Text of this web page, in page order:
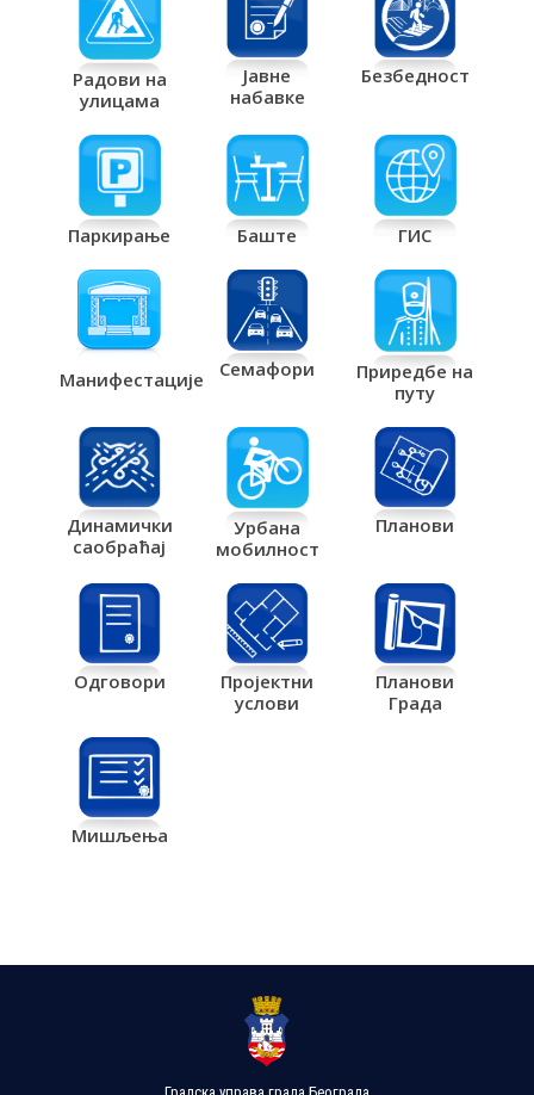
Радови на
улицама
Јавне
набавке
Безбедност
Паркирање Баште ГИС
Манифестације Семафори
Приредбе на
путу
Динамички
саобраћај
Урбана
мобилност
Планови
Одговори
Пројектни
услови
Планови
Града
Мишљења